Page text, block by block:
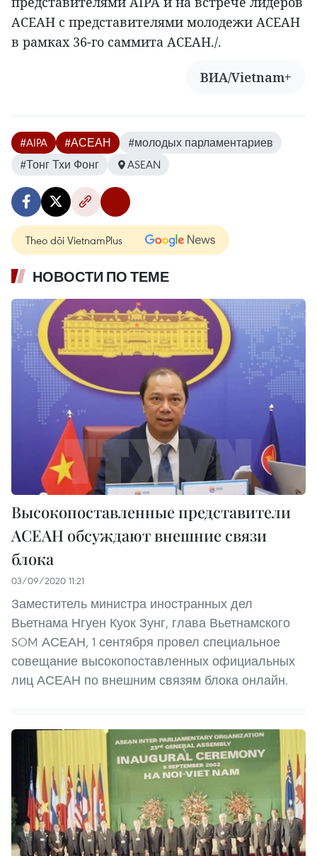
АСЕАН с представителями молодежи АСЕАН
в рамках 36-го саммита АСЕАН./.
ВИА/Vietnam+
#AIPA #АСЕАН
#молодых парламентариев
#Тонг Тхи Фонг
ASEAN
Theo dõi VietnamPlus
НОВОСТИ ПО ТЕМЕ
Высокопоставленные представители
АСЕАН обсуждают внешние связи
блока
03/09/2020 11:21
Заместитель министра иностранных дел
Вьетнама Нгуен Куок Зунг, глава Вьетнамского
SOM АСЕАН, 1 сентября провел специальное
совещание высокопоставленных официальных
лиц АСЕАН по внешним связям блока онлайн.